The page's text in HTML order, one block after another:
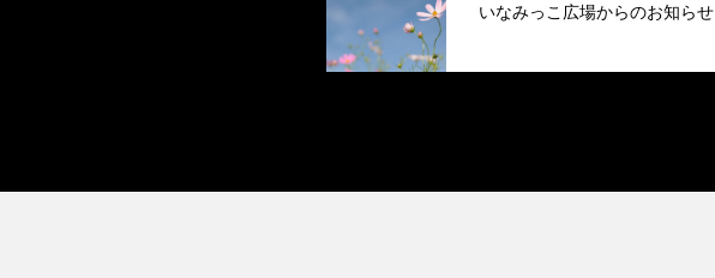
いなみっこ広場からのお知らせ